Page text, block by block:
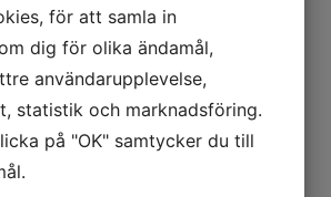
på det. Blir det en
så är det föraren
som är vållande.
att vi bekräftar att du
för att samla in
dig för olika ändamål,
användarupplevelse,
statistik och marknadsföring.
på "OK" samtycker du till